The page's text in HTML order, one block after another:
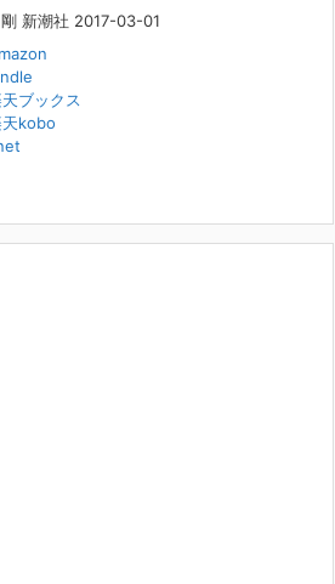
との価値
言い尽くされていることではありますが、
き方そのものを考える機会となりました。
ても、実はさして必要のなかった付き合い
新潮社 2017-03-01
ブックス
kobo